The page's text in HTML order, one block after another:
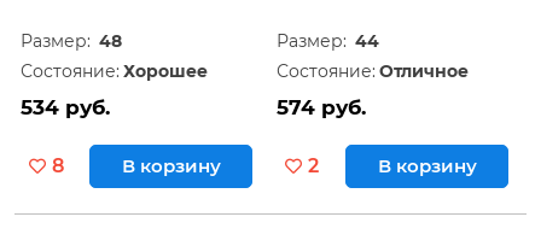
Размер: 48
Состояние: Хорошее
534 руб.
8 В корзину
Размер: 44
Состояние: Отличное
574 руб.
2 В корзину